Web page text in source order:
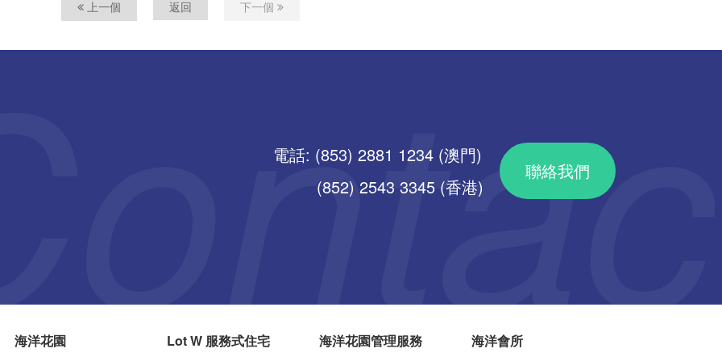
上一個 返回 下一個
電話: (853) 2881 1234 (澳門)
(852) 2543 3345 (香港)
聯絡我們
海洋花園 Lot W 服務式住宅 海洋花園管理服務 海洋會所